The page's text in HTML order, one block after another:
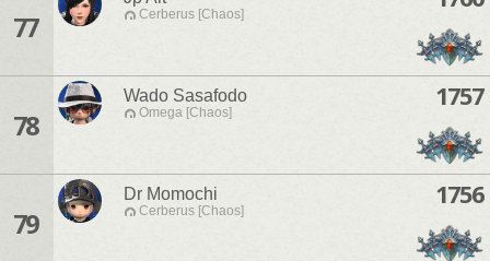
77 Cerberus [Chaos]
78
Wado Sasafodo
Omega [Chaos]
1757
79
Dr Momochi
Cerberus [Chaos]
1756